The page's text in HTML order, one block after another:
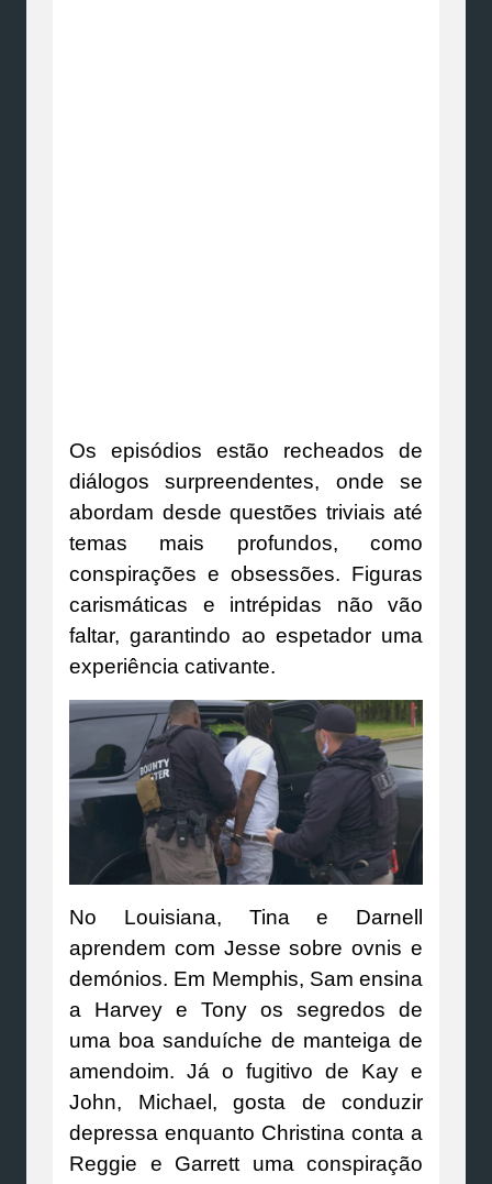
Os episódios estão recheados de
diálogos surpreendentes, onde se
abordam desde questões triviais até
temas mais profundos, como
conspirações e obsessões. Figuras
carismáticas e intrépidas não vão
faltar, garantindo ao espetador uma
experiência cativante.
No Louisiana, Tina e Darnell
aprendem com Jesse sobre ovnis e
demónios. Em Memphis, Sam ensina
a Harvey e Tony os segredos de
uma boa sanduíche de manteiga de
amendoim. Já o fugitivo de Kay e
John, Michael, gosta de conduzir
depressa enquanto Christina conta a
Reggie e Garrett uma conspiração